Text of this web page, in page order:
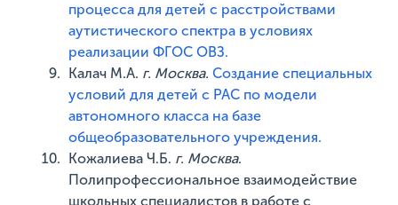
процесса для детей с расстройствами
аутистического спектра в условиях
реализации ФГОС ОВЗ.
Калач М.А. г. Москва. Создание специальных
условий для детей с РАС по модели
автономного класса на базе
общеобразовательного учреждения.
Кожалиева Ч.Б. г. Москва.
Полипрофессиональное взаимодействие
школьных специалистов в работе с